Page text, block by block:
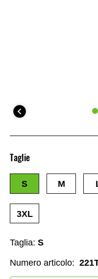
Taglia: S
Taglie
S M
3XL
Numero articolo: